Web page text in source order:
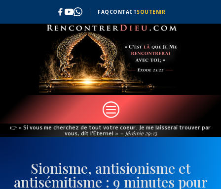
FAQ CONTACTSOUTENIR
c
👉 « Si vous me cherchez de tout votre coeur. Je me laisserai trouver par
vous, dit l’Éternel » – Jérémie 29:13
Sionisme, antisionisme et
antisémitisme : 9 minutes pour